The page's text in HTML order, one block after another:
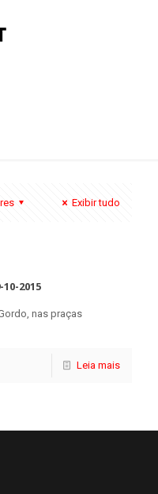
Exibir tudo
2015
nas praças
Leia mais